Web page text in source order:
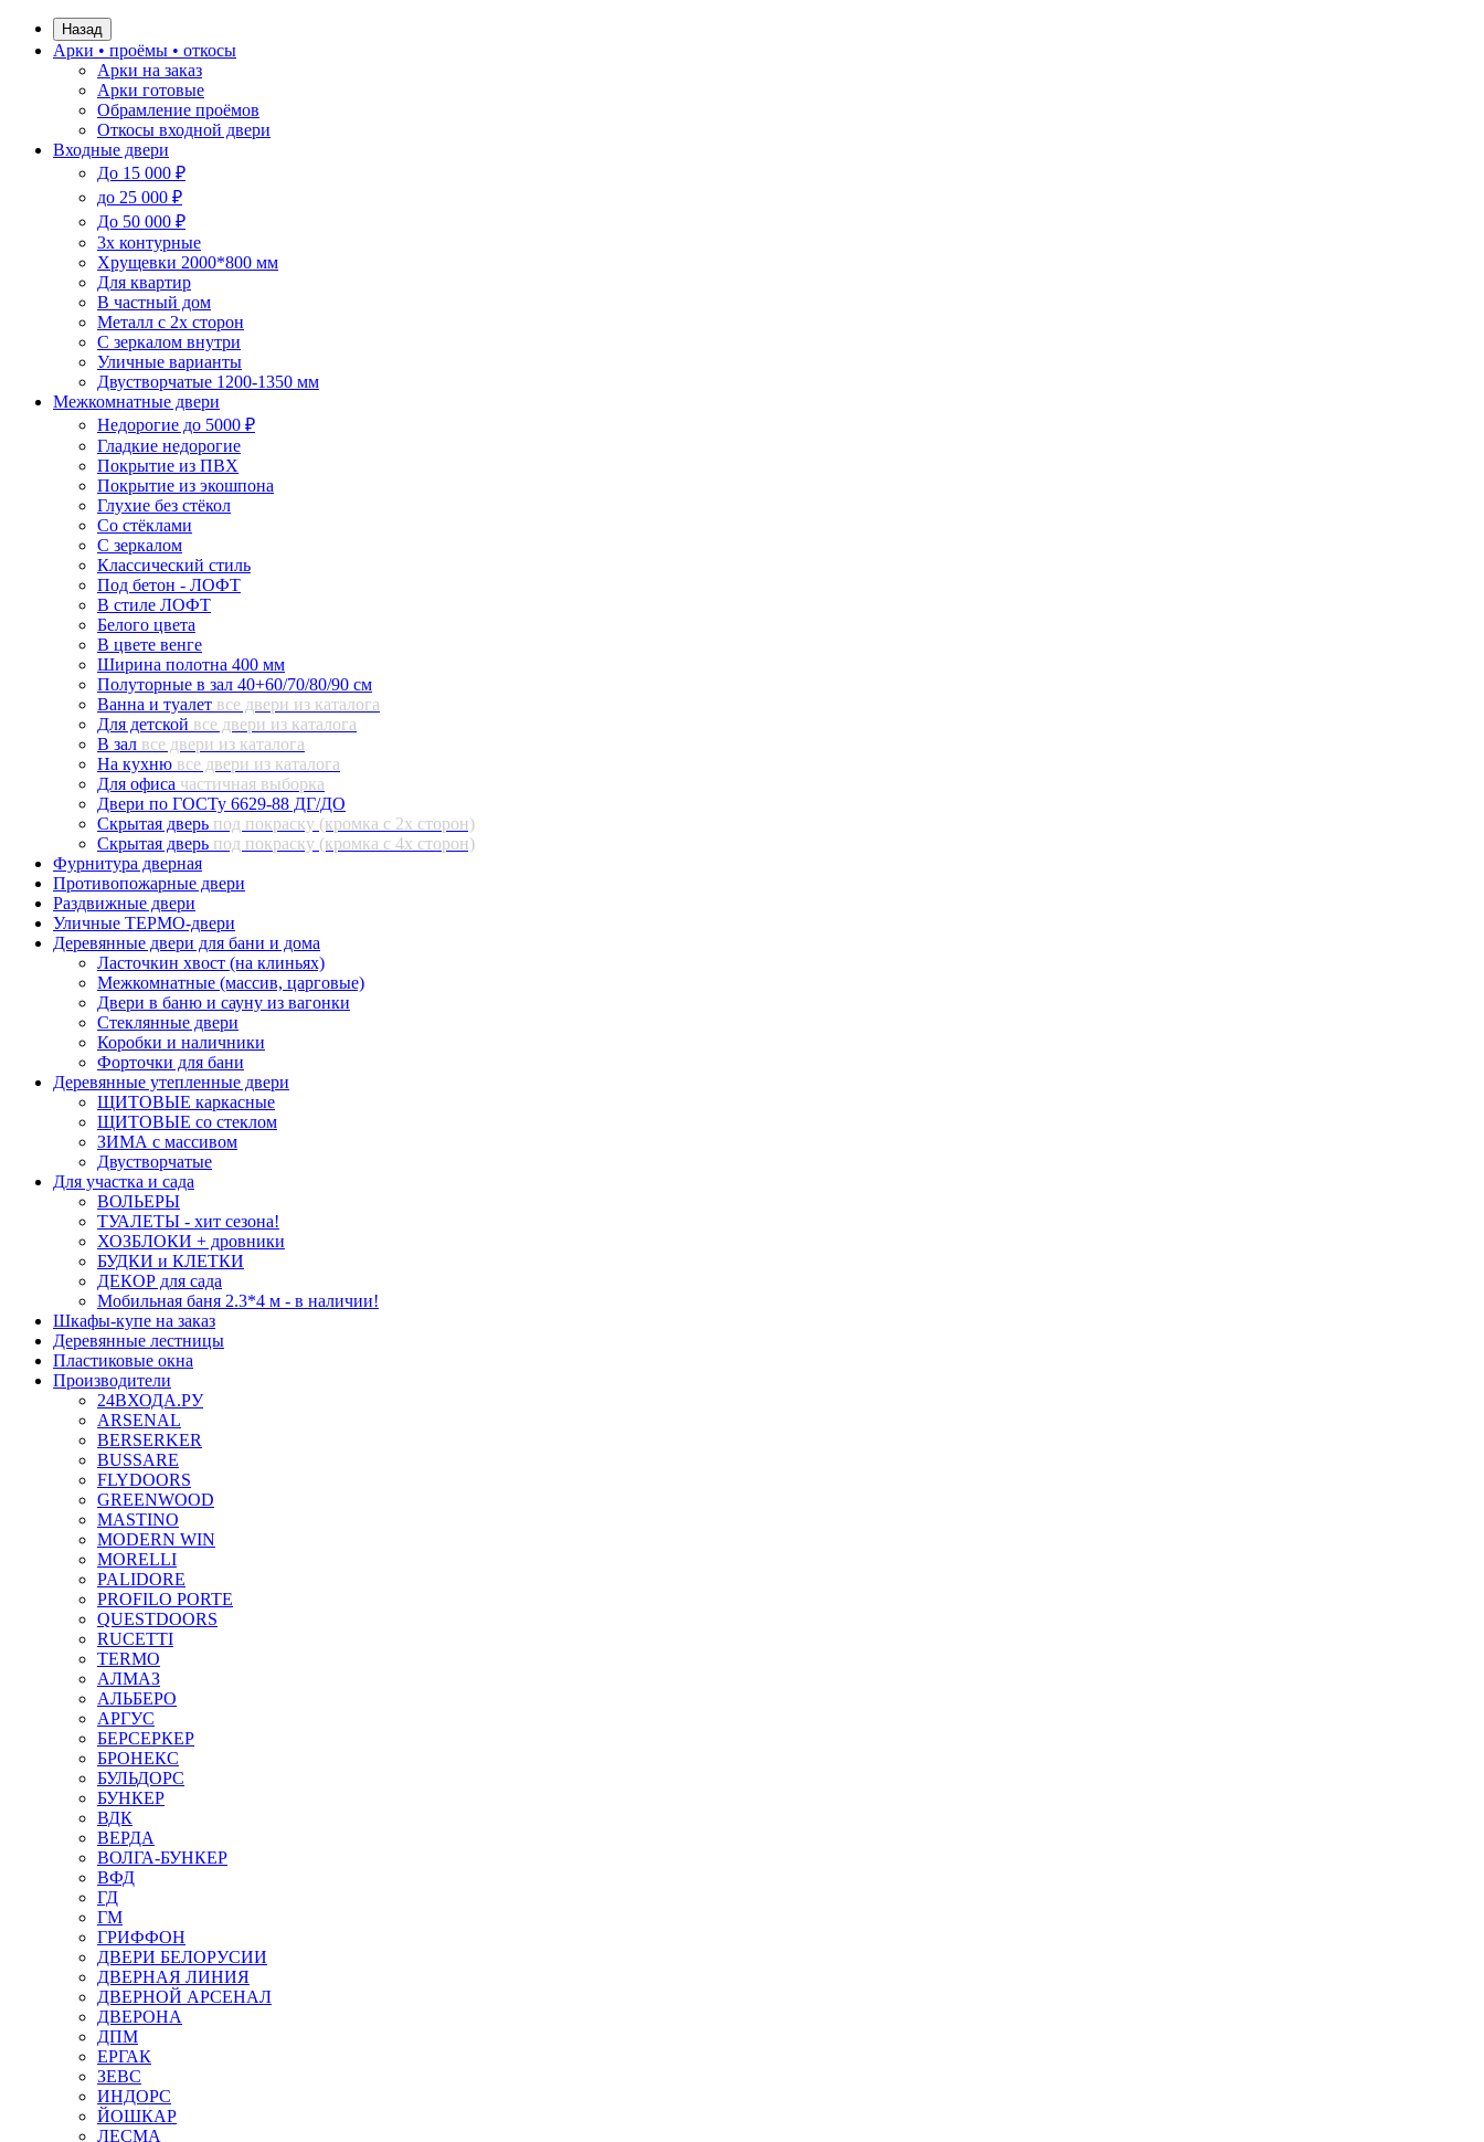
Назад
Арки • проёмы • откосы
Арки на заказ
Арки готовые
Обрамление проёмов
Откосы входной двери
Входные двери
До 15 000 ₽
до 25 000 ₽
До 50 000 ₽
3х контурные
Хрущевки 2000*800 мм
Для квартир
В частный дом
Металл с 2х сторон
С зеркалом внутри
Уличные варианты
Двустворчатые 1200-1350 мм
Межкомнатные двери
Недорогие до 5000 ₽
Гладкие недорогие
Покрытие из ПВХ
Покрытие из экошпона
Глухие без стёкол
Со стёклами
С зеркалом
Классический стиль
Под бетон - ЛОФТ
В стиле ЛОФТ
Белого цвета
В цвете венге
Ширина полотна 400 мм
Полуторные в зал 40+60/70/80/90 см
Ванна и туалет все двери из каталога
Для детской все двери из каталога
В зал все двери из каталога
На кухню все двери из каталога
Для офиса частичная выборка
Двери по ГОСТу 6629-88 ДГ/ДО
Скрытая дверь под покраску (кромка с 2х сторон)
Скрытая дверь под покраску (кромка с 4х сторон)
Фурнитура дверная
Противопожарные двери
Раздвижные двери
Уличные ТЕРМО-двери
Деревянные двери для бани и дома
Ласточкин хвост (на клиньях)
Межкомнатные (массив, царговые)
Двери в баню и сауну из вагонки
Стеклянные двери
Коробки и наличники
Форточки для бани
Деревянные утепленные двери
ЩИТОВЫЕ каркасные
ЩИТОВЫЕ со стеклом
ЗИМА с массивом
Двустворчатые
Для участка и сада
ВОЛЬЕРЫ
ТУАЛЕТЫ - хит сезона!
ХОЗБЛОКИ + дровники
БУДКИ и КЛЕТКИ
ДЕКОР для сада
Мобильная баня 2.3*4 м - в наличии!
Шкафы-купе на заказ
Деревянные лестницы
Пластиковые окна
Производители
24ВХОДА.РУ
ARSENAL
BERSERKER
BUSSARE
FLYDOORS
GREENWOOD
MASTINO
MODERN WIN
MORELLI
PALIDORE
PROFILO PORTE
QUESTDOORS
RUCETTI
TERMO
АЛМАЗ
АЛЬБЕРО
АРГУС
БЕРСЕРКЕР
БРОНЕКС
БУЛЬДОРС
БУНКЕР
ВДК
ВЕРДА
ВОЛГА-БУНКЕР
ВФД
ГД
ГМ
ГРИФФОН
ДВЕРИ БЕЛОРУСИИ
ДВЕРНАЯ ЛИНИЯ
ДВЕРНОЙ АРСЕНАЛ
ДВЕРОНА
ДПМ
ЕРГАК
ЗЕВС
ИНДОРС
ЙОШКАР
ЛЕСМА